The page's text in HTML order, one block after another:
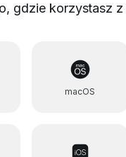
gdzie korzystasz z
macOS